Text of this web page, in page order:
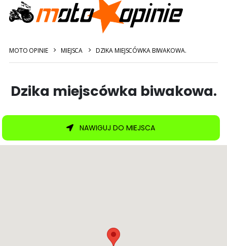
MOTO OPINIE MIEJSCA DZIKA MIEJSCÓWKA BIWAKOWA.
Dzika miejscówka biwakowa.
NAWIGUJ DO MIEJSCA